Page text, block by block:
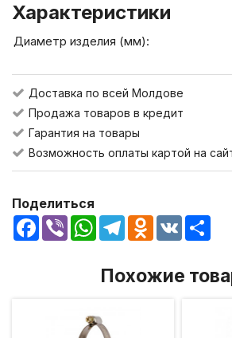
Характеристики
Диаметр изделия (мм):
Доставка по всей Молдове
Продажа товаров в кредит
Гарантия на товары
Возможность оплаты картой на
Поделиться
Facebook
Viber WhatsApp
TelegramOdnoklassniki
VK
Похожие